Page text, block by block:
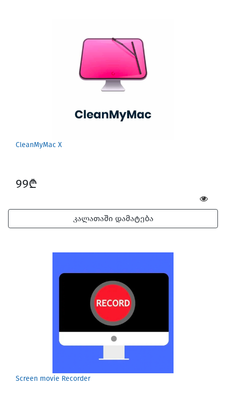
CleanMyMac X
99₾
კალათაში დამატება
Screen movie Recorder